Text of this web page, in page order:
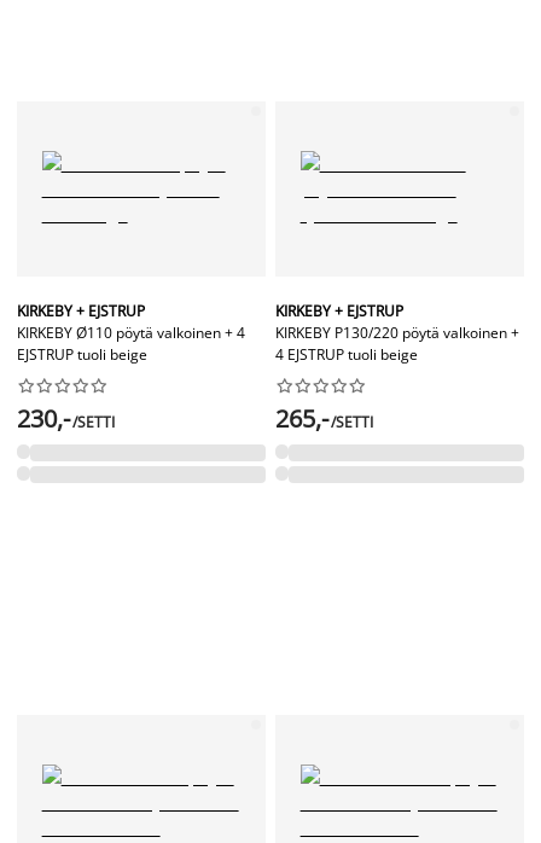
KIRKEBY + EJSTRUP
KIRKEBY Ø110 pöytä valkoinen + 4
EJSTRUP tuoli beige






230,-/SETTI
KIRKEBY + EJSTRUP
KIRKEBY P130/220 pöytä valkoinen +
4 EJSTRUP tuoli beige






265,-/SETTI